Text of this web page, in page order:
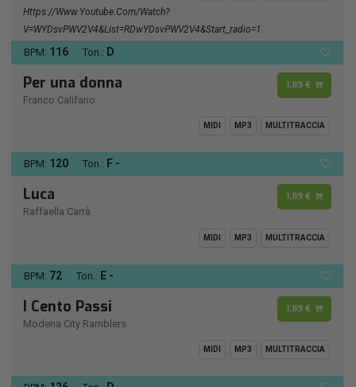
Https://www.youtube.com/watch?
V=wYDsvPWV2V4&list=RDwYDsvPWV2V4&start_radio=1
BPM: 116 Ton.: D
Per una donna
Franco Califano
1,89 €
MIDI MP3 MULTITRACCIA
BPM: 120 Ton.: F -
Luca
Raffaella Carrà
1,89 €
MIDI MP3 MULTITRACCIA
BPM: 72 Ton.: E -
I Cento Passi
Modena City Ramblers
1,89 €
MIDI MP3 MULTITRACCIA